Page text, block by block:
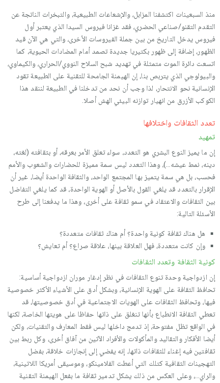
منذ السبعينات اكتشفنا المزابل، والإشعاعات الطبيعية، والتبخرات الناتجة عن
التقدم التقنو/صناعي الحضري، فقد غزانا فيروس السيدا الذي يعتبر أول
فيروس يدخل التاريخ من بين جملة الفيروسات الأخرى، والتي هي الآن قيد
الظهور، إضافة إلى ظهور بكتيريا جديدة تصمد أمام المضادات الحيوية، كما
اتسعت دائرة الموت متمثلة في تهديد شبح السلاح النووي/الحراري، والكيماوي،
والبيولوجي الذي يتربص بنا، إن الهيمنة الجامحة للتقنية على الطبيعة تقود
الإنسانية نحو الانتحار، لذا وجب أن نحد من تدخلنا في الطبيعة لننقد هذا
الكوكب الأزرق من انهيار توازنه البيئي الهش أصلا.
تعدد الثقافات واختلافها
تمهيد
إن ما يميز النوع البشري هو التعدد، سواء تعلق الأمر بعرقه، أو بثقافته (لغته،
دينه، نمط عيشه…)، وهذا التعدد ليس سمة مميزة للحضارات والشعوب والأمم
فحسب، بل هي سمة يتميز بها المجتمع الواحد، والثقافة الواحدة أيضا، غير أن
الإقرار بالتعدد قد يلغي القول بالأصل أو الهوية الواحدة، قد كما يلغي التفاضل
بين الثقافات والاعتقاد في سمو ثقافة على أخرى، وهذا ما يدفعنا إلى طرح
الأسئلة التالية:
هل هناك ثقافة كونية واحدة؟ أم هناك ثقافات متعددة؟
وإن كانت متعددة، فهل العلاقة بينها، علاقة صراع؟ أم تعايش؟
كونية الثقافة وتعدد الثقافات
إن ازدواجية وحدة تنوع الثقافات في نظر إدغار موران ازدواجية أساسية:
تحافظ الثقافة على الهوية الإنسانية، وبشكل أدق على الأشياء الأكثر خصوصية
فيها، وتحافظ الثقافات على الهويات الاجتماعية في أدق خصوصيتها، قد
تعطي الثقافة الانطباع بأنها تنغلق على ذاتها حفاظا على هويتها الخاصة، لكنها
في الواقع تظل مفتوحة، إذ تدمج داخلها ليس فقط المعارف والتقنيات، ولكن
أيضا الأفكار والتقاليد والمأكولات والأفراد الآتين من آفاق أخرى، وكل ربط بين
ثقافتين فيه إغناء للثقافات ذاتها، إنه يفضي إلى إنجازات خلاقة، بفضل
التهجينات الثقافية كتلك التي أعطت الفلامينكو، وموسيقى أمريكا اللاتينية،
والراي…، وعلى العكس من ذلك يشكل تدمير ثقافة ما بفعل الهيمنة التقنية